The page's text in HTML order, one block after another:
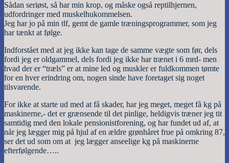
Sådan seriøst, så har min krop, og måske også reptilhjernen,
udfordringer med muskelhukommelsen.
Jeg har jo på min tlf, gemt de gamle træningsprogrammer, som jeg
har tænkt at følge.
Indforstået med at jeg ikke kan tage de samme vægte som før, dels
fordi jeg er oldgammel, dels fordi jeg ikke har trænet i 6 mrd- men
hvad der er “træls” er at mine led og muskler er fuldkommen tømte
for en hver erindring om, nogen sinde have foretaget sig noget
tilsvarende.
For ikke at starte ud med at få skader, har jeg meget, meget få kg på
maskinerne,- det er grænsende til det pinlige, heldigvis træner jeg tit
samtidig med den lokale pensionistforening, og har fundet ud af, at
når jeg lægger mig på hjul af en ældre grønhåret frue på omkring 87,
ser det ud som om at jeg lægger anseelige kg på maskinerne
efterfølgende…..